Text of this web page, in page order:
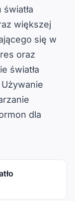
większej
się w
oraz
światła
dla